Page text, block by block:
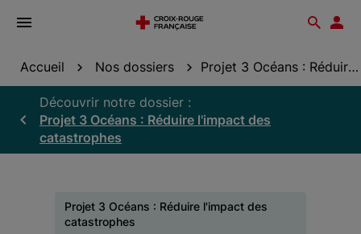
Ouvrir
Accueil Nos dossiers Projet 3 Océans : Réduire l'impact des...
Découvrir notre dossier :
Projet 3 Océans : Réduire l'impact des
catastrophes
Projet 3 Océans : Réduire l'impact des
catastrophes